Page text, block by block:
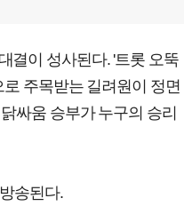
결이 성사된다. '트롯 오뚝
주목받는 길려원이 정면
싸움 승부가 누구의 승리
송된다.